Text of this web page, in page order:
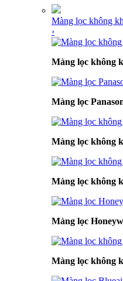
Màng lọc không
›
Màng lọc không
Màng lọc
Màng lọc không
Màng lọc không
Màng lọc
Màng lọc không